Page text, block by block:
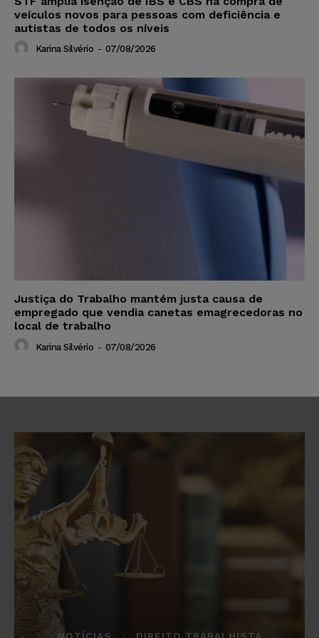
veículos novos para pessoas com deficiência e
autistas de todos os níveis
Karina Silvério - 07/08/2026
Justiça do Trabalho mantém justa causa de
empregado que vendia canetas emagrecedoras no
local de trabalho
Karina Silvério - 07/08/2026